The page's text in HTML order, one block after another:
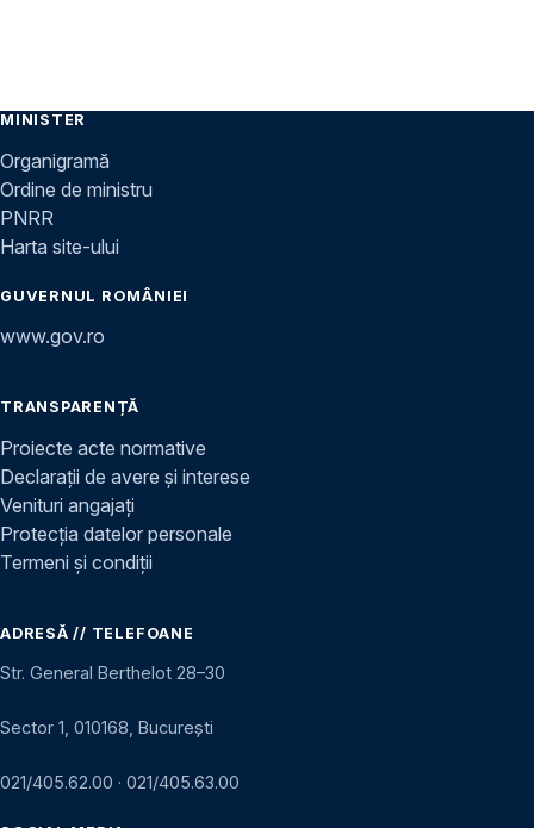
MINISTER
Organigramă
Ordine de ministru
PNRR
Harta site-ului
GUVERNUL ROMÂNIEI
www.gov.ro
TRANSPARENȚĂ
Proiecte acte normative
Declarații de avere și interese
Venituri angajați
Protecția datelor personale
Termeni și condiții
ADRESĂ // TELEFOANE
Str. General Berthelot 28–30
Sector 1, 010168, București
021/405.62.00 · 021/405.63.00